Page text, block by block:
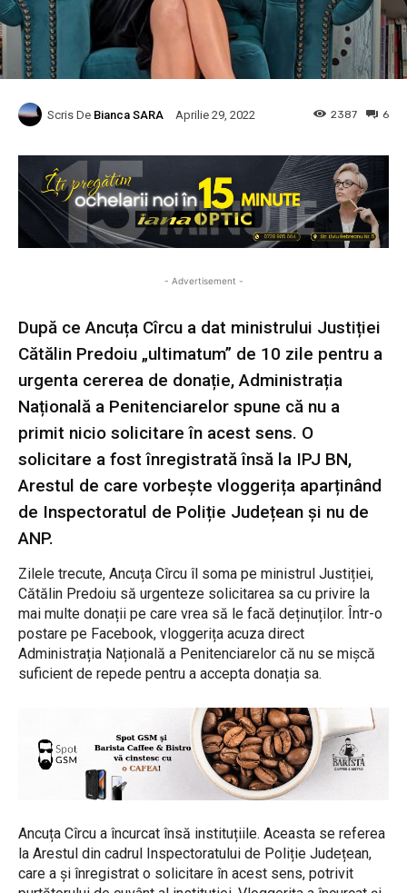
Scris De Bianca SARA Aprilie 29, 2022 6
2387
- Advertisement -
După ce Ancuța Cîrcu a dat ministrului Justiției
Cătălin Predoiu „ultimatum” de 10 zile pentru a
urgenta cererea de donație, Administrația
Națională a Penitenciarelor spune că nu a
primit nicio solicitare în acest sens. O
solicitare a fost înregistrată însă la IPJ BN,
Arestul de care vorbește vloggerița aparținând
de Inspectoratul de Poliție Județean și nu de
ANP.
Zilele trecute, Ancuța Cîrcu îl soma pe ministrul Justiției,
Cătălin Predoiu să urgenteze solicitarea sa cu privire la
mai multe donații pe care vrea să le facă deținuților. Într-o
postare pe Facebook, vloggerița acuza direct
Administrația Națională a Penitenciarelor că nu se mișcă
suficient de repede pentru a accepta donația sa.
Ancuța Cîrcu a încurcat însă instituțiile. Aceasta se referea
la Arestul din cadrul Inspectoratului de Poliție Județean,
care a și înregistrat o solicitare în acest sens, potrivit